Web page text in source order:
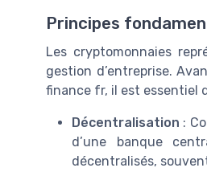
Principes
Les cryptomonnaies
gestion d’entreprise.
finance fr, il est essentiel
Décentralisation :
d’une banque
décentralisés,